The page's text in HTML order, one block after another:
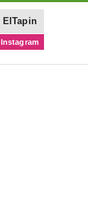
ElTapin
Instagram